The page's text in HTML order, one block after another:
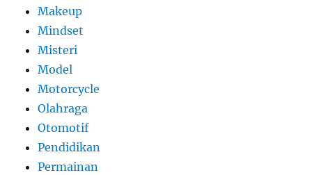
Makeup
Mindset
Misteri
Model
Motorcycle
Olahraga
Otomotif
Pendidikan
Permainan